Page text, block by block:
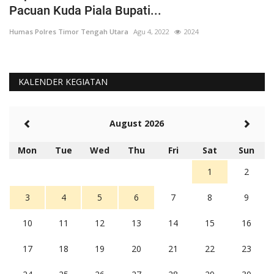
Pacuan Kuda Piala Bupati...
Humas Polres Timor Tengah Utara Agu 4, 2022 2024
KALENDER KEGIATAN
August 2026
Mon Tue Wed Thu Fri Sat
Sun
1
2
3 4 5 6 7 8 9
10 11 12 13 14 15 16
17 18 19 20 21 22 23